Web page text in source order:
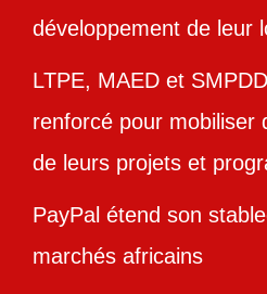
développement de leur
LTPE, MAED et
renforcé pour mobiliser
de leurs projets et
PayPal étend son
marchés africains